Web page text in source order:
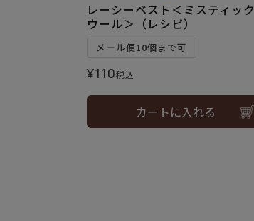
レーシーベスト＜ミスティック
ウール＞（レシピ）
メール便10個まで可
¥110税込
カートに入れる